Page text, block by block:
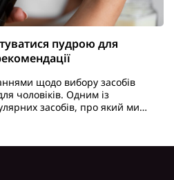
пудрою для
щодо вибору засобів
чоловіків. Одним із
засобів, про який ми